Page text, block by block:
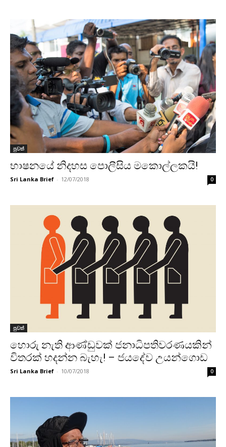
පුවත්
භාෂනයේ නිදහස පොලීසිය මකොල්ලකයි!
Sri Lanka Brief - 12/07/2018 0
පුවත්
හොරු නැති ආණ්ඩුවක් ජනාධිපතිවරණයකින්
විතරක් හදන්න බැහැ! – ජයදේව උයන්ගොඩ
Sri Lanka Brief - 10/07/2018 0